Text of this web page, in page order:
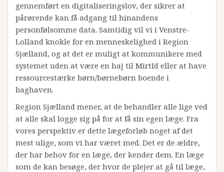
gennemført en digitaliseringslov, der sikrer at
pårørende kan få adgang til hinandens
personfølsomme data. Samtidig vil vi i Venstre-
Lolland knokle for en menneskelighed i Region
Sjælland, og at det er muligt at kommunikere med
systemet uden at være en haj til MirtId eller at have
ressourcestærke børn/børnebørn boende i
baghaven.
Region Sjælland mener, at de behandler alle lige ved
at alle skal logge sig på for at få sin egen læge. Fra
vores perspektiv er dette lægeforløb noget af det
mest ulige, som vi har været med. Det er de ældre,
der har behov for en læge, der kender dem. En læge
som de kan besøge, der hvor de plejer at gå til læge,